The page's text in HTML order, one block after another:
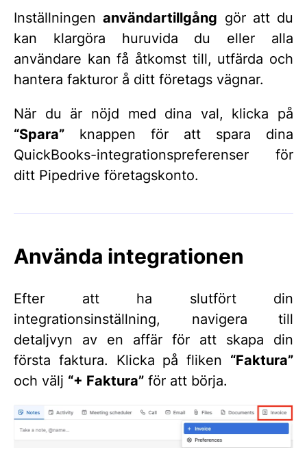
Inställningenanvändartillgång gör att du
kan klargöra huruvida du eller alla
användare kan få åtkomst till, utfärda och
hantera fakturor å ditt företags vägnar.
När du är nöjd med dina val, klicka på
“Spara” knappen för att spara dina
QuickBooks-integrationspreferenser för
ditt Pipedrive företagskonto.
Använda integrationen
Efter att ha slutfört din
integrationsinställning, navigera till
detaljvyn av en affär för att skapa din
första faktura. Klicka på fliken “Faktura”
och välj “+ Faktura” för att börja.